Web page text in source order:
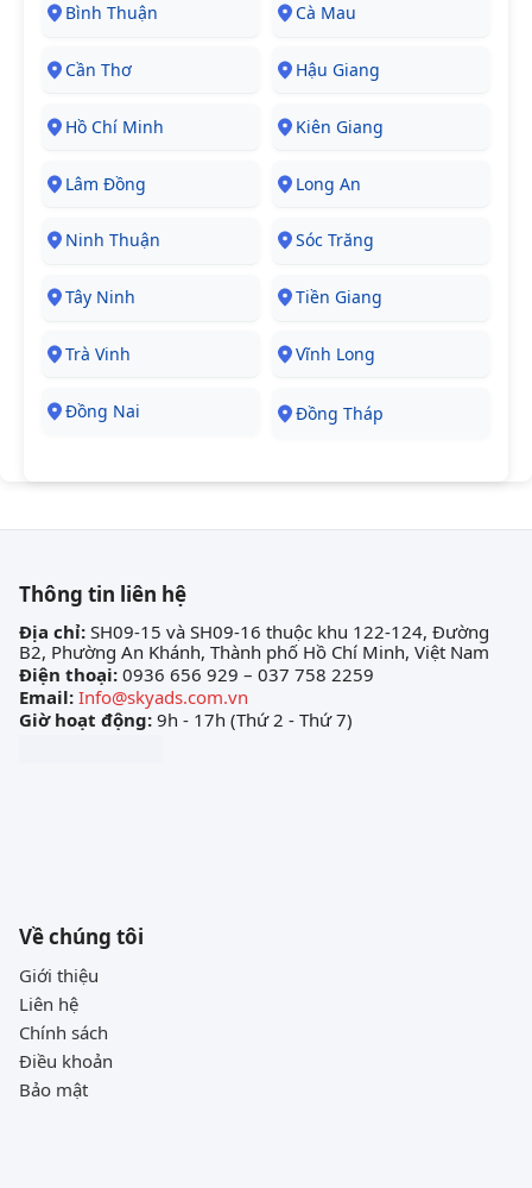
Bình Thuận Cà Mau
Cần Thơ Hậu Giang
Hồ Chí Minh Kiên Giang
Lâm Đồng Long An
Ninh Thuận Sóc Trăng
Tây Ninh Tiền Giang
Trà Vinh Vĩnh Long
Đồng Nai Đồng Tháp
Thông tin liên hệ
Địa chỉ: SH09-15 và SH09-16 thuộc khu 122-124, Đường
B2, Phường An Khánh, Thành phố Hồ Chí Minh, Việt Nam
Điện thoại: 0936 656 929 – 037 758 2259
Email: Info@skyads.com.vn
Giờ hoạt động: 9h - 17h (Thứ 2 - Thứ 7)
Về chúng tôi
Giới thiệu
Liên hệ
Chính sách
Điều khoản
Bảo mật